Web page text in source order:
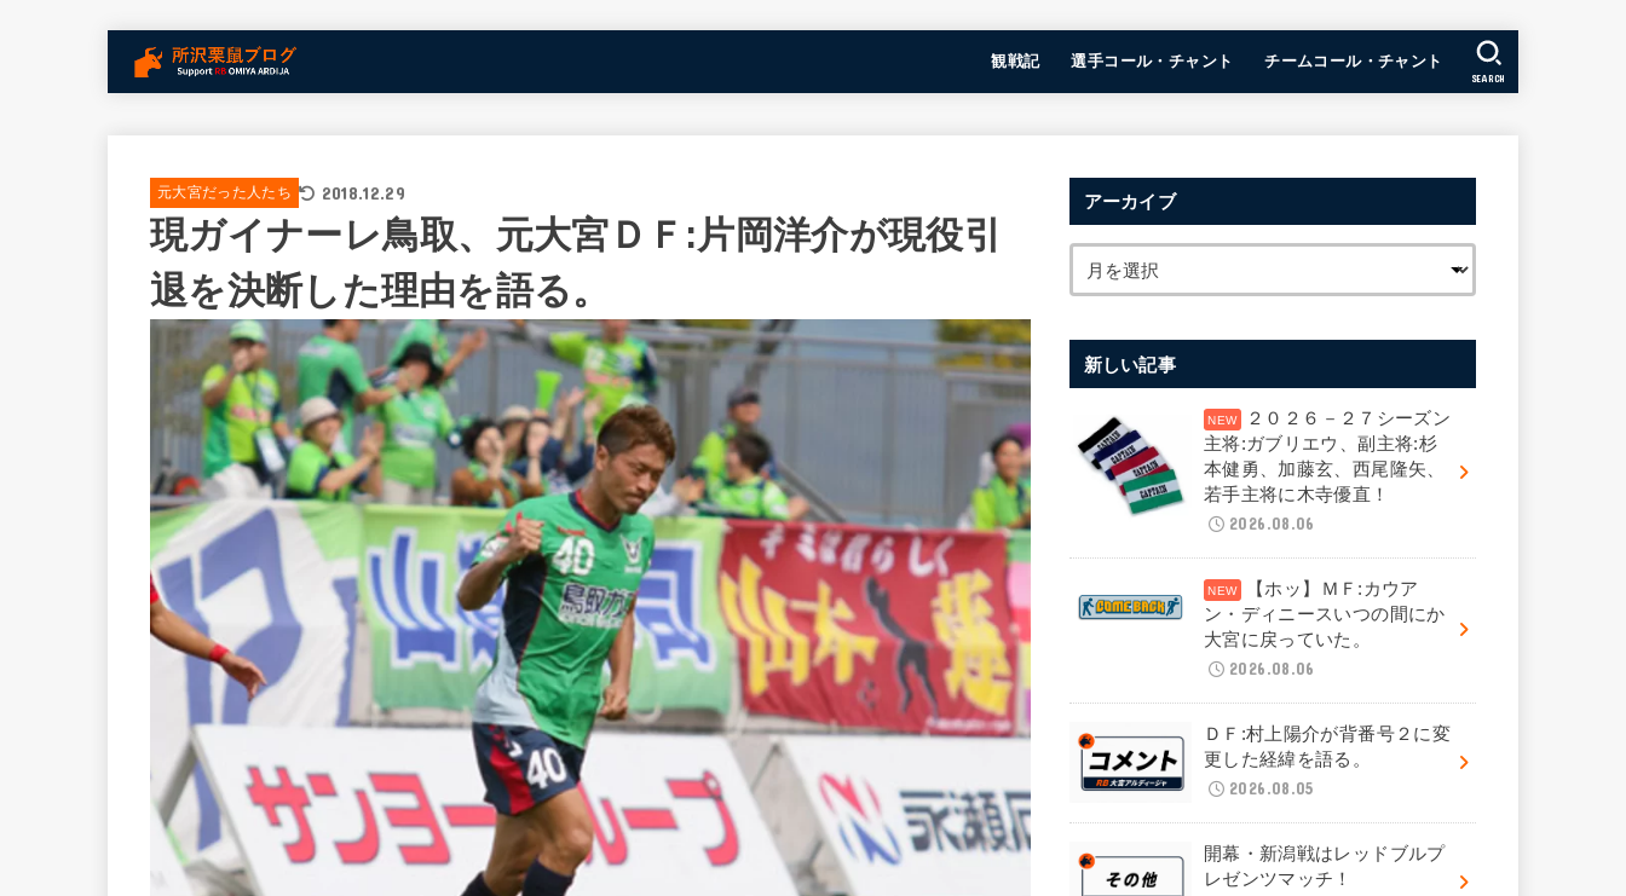
観戦記 選手コール・チャント チームコール・チャント
SEARCH
元大宮だった人たち 2018.12.29
現ガイナーレ鳥取、元大宮ＤＦ:片岡洋介が現役引
退を決断した理由を語る。
アーカイブ
新しい記事
２０２６－２７シーズン
主将:ガブリエウ、副主将:杉
本健勇、加藤玄、西尾隆矢、
若手主将に木寺優直！
2026.08.06
【ホッ】ＭＦ:カウア
ン・ディニースいつの間にか
大宮に戻っていた。
2026.08.06
ＤＦ:村上陽介が背番号２に変
更した経緯を語る。
2026.08.05
開幕・新潟戦はレッドブルプ
レゼンツマッチ！